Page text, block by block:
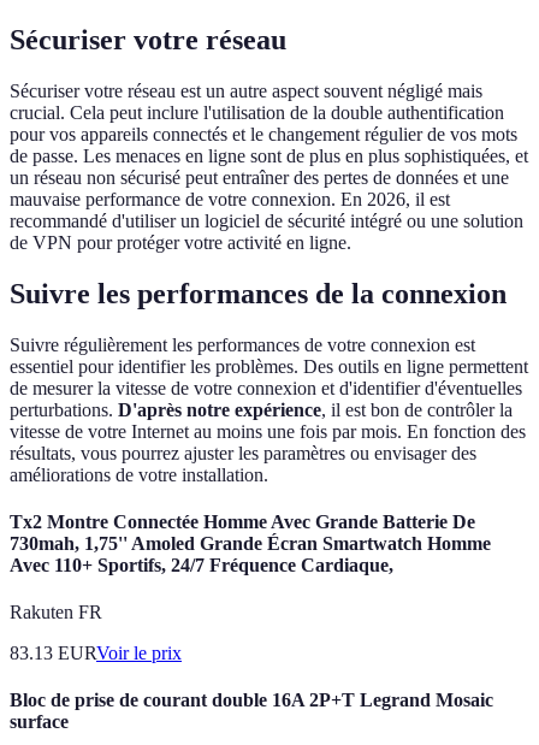
Sécuriser votre réseau
Sécuriser votre réseau est un autre aspect souvent négligé mais
crucial. Cela peut inclure l'utilisation de la double authentification
pour vos appareils connectés et le changement régulier de vos mots
de passe. Les menaces en ligne sont de plus en plus sophistiquées, et
un réseau non sécurisé peut entraîner des pertes de données et une
mauvaise performance de votre connexion. En 2026, il est
recommandé d'utiliser un logiciel de sécurité intégré ou une solution
de VPN pour protéger votre activité en ligne.
Suivre les performances de la connexion
Suivre régulièrement les performances de votre connexion est
essentiel pour identifier les problèmes. Des outils en ligne permettent
de mesurer la vitesse de votre connexion et d'identifier d'éventuelles
perturbations. D'après notre expérience, il est bon de contrôler la
vitesse de votre Internet au moins une fois par mois. En fonction des
résultats, vous pourrez ajuster les paramètres ou envisager des
améliorations de votre installation.
Tx2 Montre Connectée Homme Avec Grande Batterie De
730mah, 1,75'' Amoled Grande Écran Smartwatch Homme
Avec 110+ Sportifs, 24/7 Fréquence Cardiaque,
Rakuten FR
83.13 EURVoir le prix
Bloc de prise de courant double 16A 2P+T Legrand Mosaic
surface